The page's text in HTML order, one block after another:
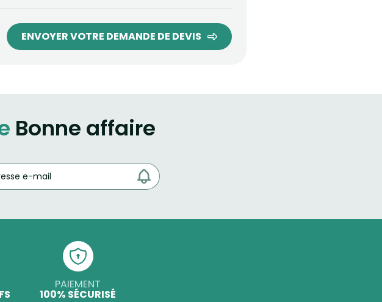
ENVOYER VOTRE DEMANDE DE DEVIS
Bonne affaire
PAIEMENT
100% SÉCURISÉ